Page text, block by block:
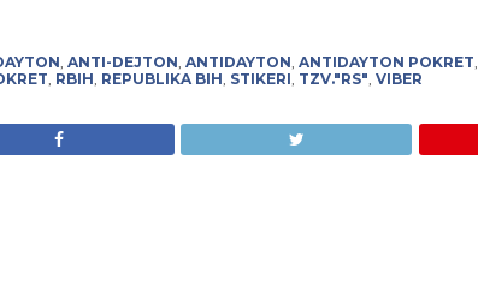
,ANTI-DEJTON,ANTIDAYTON,ANTIDAYTON POKRET
, RBIH, REPUBLIKA BIH, STIKERI, TZV."RS",VIBER